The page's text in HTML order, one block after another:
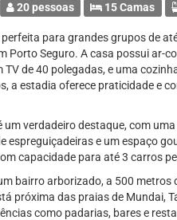
20 pessoas 15 Camas
para grandes grupos de
Porto Seguro. A casa possui ar-
de 40 polegadas, e uma
a estadia oferece praticidade e
um verdadeiro destaque, com
espreguiçadeiras e um espaço
capacidade para até 3 carros
bairro arborizado, a 500 metros
próxima das praias de Mundai,
como padarias, bares e